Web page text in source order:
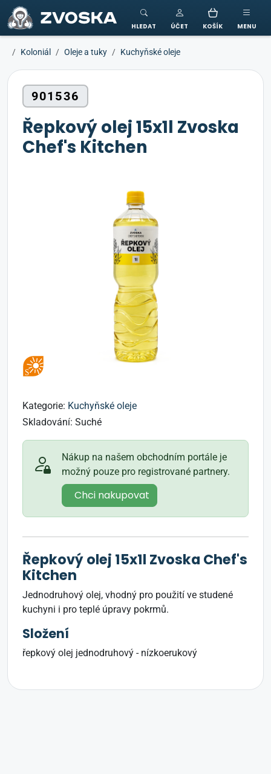
ZVOSKA
HLEDAT ÚČET KOŠÍK MENU
Koloniál Oleje a tuky Kuchyňské oleje
901536
Řepkový olej 15x1l Zvoska
Chef's Kitchen
Kategorie: Kuchyňské oleje
Skladování: Suché
Nákup na našem obchodním portále je
možný pouze pro registrované partnery.
Chci nakupovat
Řepkový olej 15x1l Zvoska Chef's
Kitchen
Jednodruhový olej, vhodný pro použití ve studené
kuchyni i pro teplé úpravy pokrmů.
Složení
řepkový olej jednodruhový - nízkoerukový